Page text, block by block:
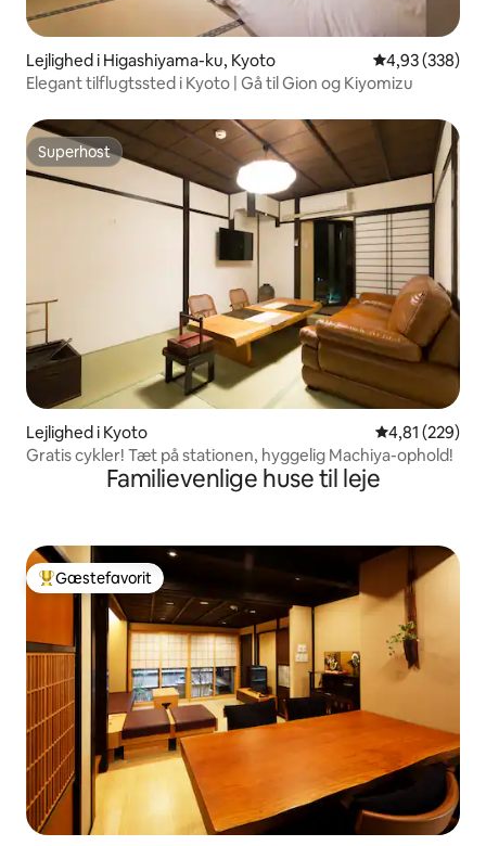
Lejlighed i Higashiyama-ku, Kyoto 4,93 ud af 5 i
4,93 (338)
Elegant tilflugtssted i Kyoto | Gå til Gion og Kiyomizu
Superhost
Superhost
Lejlighed i Kyoto 4,81 ud af 5 i
4,81 (229)
Gratis cykler! Tæt på stationen, hyggelig Machiya-ophold!
Familievenlige huse til leje
Bedste gæstefavorit
Gæstefavorit